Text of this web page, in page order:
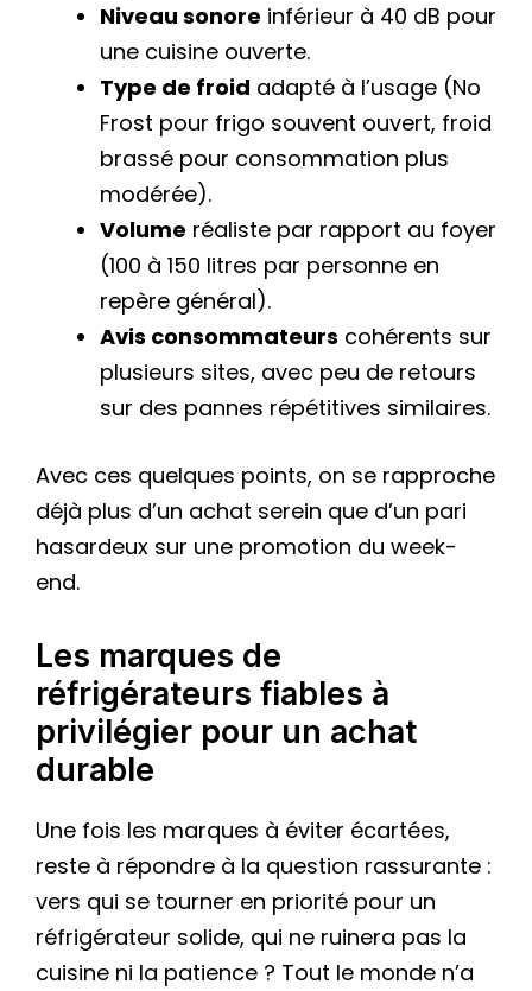
Niveau sonore inférieur à 40 dB pour
une cuisine ouverte.
Type de froid adapté à l’usage (No
Frost pour frigo souvent ouvert, froid
brassé pour consommation plus
modérée).
Volume réaliste par rapport au foyer
(100 à 150 litres par personne en
repère général).
Avis consommateurs cohérents sur
plusieurs sites, avec peu de retours
sur des pannes répétitives similaires.
Avec ces quelques points, on se rapproche
déjà plus d’un achat serein que d’un pari
hasardeux sur une promotion du week-
end.
Les marques de
réfrigérateurs fiables à
privilégier pour un achat
durable
Une fois les marques à éviter écartées,
reste à répondre à la question rassurante :
vers qui se tourner en priorité pour un
réfrigérateur solide, qui ne ruinera pas la
cuisine ni la patience ? Tout le monde n’a